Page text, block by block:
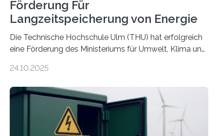
Förderung Für
Langzeitspeicherung von Energie
Die Technische Hochschule Ulm (THU) hat erfolgreich
eine Förderung des Ministeriums für Umwelt, Klima und
Forschungsprojekt „LAGER – Langzeitspeicherung in
Quartieren“ eingeworben. Ziel des Projekts ist die
Entwicklung, Erprobung und Demonstration von
Konzepten zur langfristigen Energiespeicherung in
sektorübergreifend vernetzten Energiesystemen. Das
24.10.2025